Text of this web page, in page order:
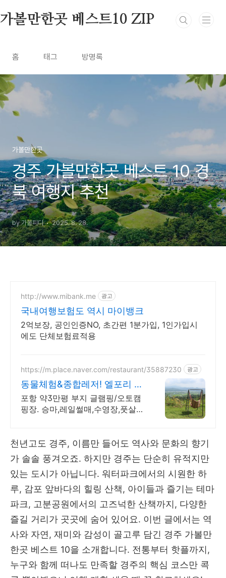
가볼만한곳 베스트10 ZIP
홈 태그 방명록
가볼만한곳
경주 가볼만한곳 베스트 10 경
북 여행지 추천
by 가볼피디 2025. 8. 28.
http://www.mibank.me 광고
국내여행보험도 역시 마이뱅크
2억보장, 공인인증NO, 초간편 1분가입, 1인가입시
에도 단체보험료적용
https://m.place.naver.com/restaurant/35887230 광고
동물체험&종합레저! 엘포리 승
마체험/레일썰매/수영이함께
포항 약3만평 부지 글램핑/오토캠
핑장. 승마,레일썰매,수영장,풋살
천년고도 경주, 이름만 들어도 역사와 문화의 향기
가 솔솔 풍겨오죠. 하지만 경주는 단순히 유적지만
있는 도시가 아닙니다. 워터파크에서의 시원한 하
루, 감포 앞바다의 힐링 산책, 아이들과 즐기는 테마
파크, 고분공원에서의 고즈넉한 산책까지, 다양한
즐길 거리가 곳곳에 숨어 있어요. 이번 글에서는 역
사와 자연, 재미와 감성이 골고루 담긴 경주 가볼만
한곳 베스트 10을 소개합니다. 전통부터 핫플까지,
누구와 함께 떠나도 만족할 경주의 핵심 코스만 콕